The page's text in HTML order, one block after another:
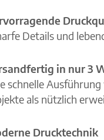
Details und
in nur 3
schnelle
als nützlich
Drucktechnik